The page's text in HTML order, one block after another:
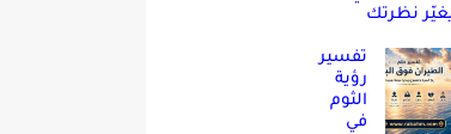
نظرتك
تفسير
رؤية
الثوم
في